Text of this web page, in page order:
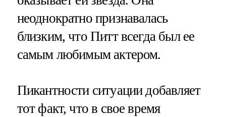
неоднократно признавалась
близким, что Питт всегда был ее
самым любимым актером.
Пикантности ситуации добавляет
тот факт, что в свое время